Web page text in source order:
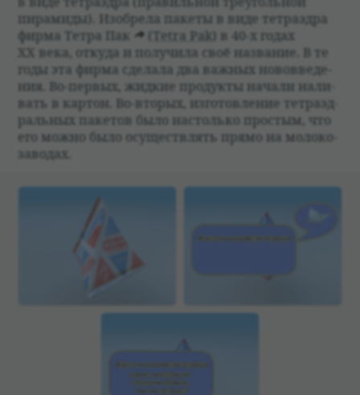
пирамиды). Изоб­рела пакеты в виде тет­раэдра
фирма Тетра Пак
(Tetra Pak) в 40-х годах
XX века, откуда и полу­чила своё назва­ние. В те
годы эта фирма сде­лала два важ­ных ново­вве­де­
ния. Во-пер­вых, жид­кие про­дукты начали нали­
вать в кар­тон. Во-вто­рых, изго­тов­ле­ние тет­раэд­
раль­ных паке­тов было настолько про­стым, что
его можно было осуществ­лять прямо на моло­ко­
за­во­дах.